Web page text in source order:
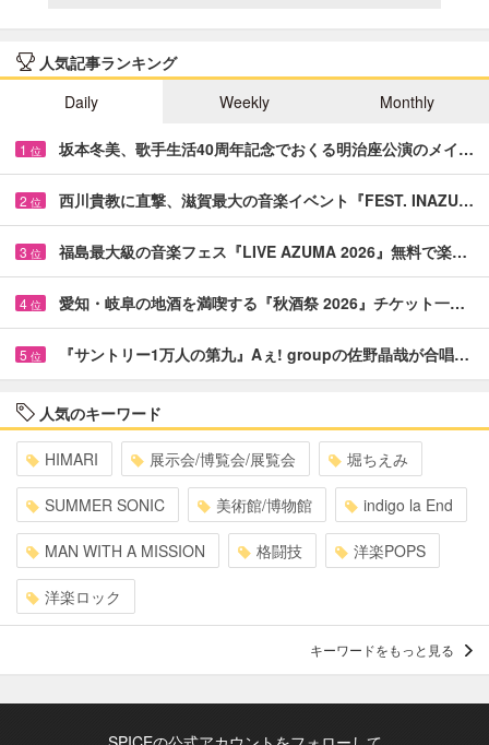
人気記事ランキング
Daily
Weekly Monthly
1 位 坂本冬美、歌手生活40周年記念でおくる明治座公演のメイ…
2 位 西川貴教に直撃、滋賀最大の音楽イベント『FEST. INAZU…
3 位 福島最大級の音楽フェス『LIVE AZUMA 2026』無料で楽…
4 位 愛知・岐阜の地酒を満喫する『秋酒祭 2026』チケット一…
5 位 『サントリー1万人の第九』Aぇ! groupの佐野晶哉が合唱…
人気のキーワード
HIMARI 展示会/博覧会/展覧会 堀ちえみ
SUMMER SONIC 美術館/博物館 indigo la End
MAN WITH A MISSION 格闘技 洋楽POPS
洋楽ロック
キーワードをもっと見る